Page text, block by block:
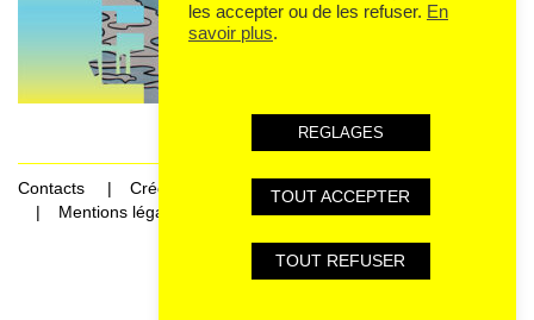
Contacts
Crédits
Mentions légales et données personnelles
les accepter ou de les refuser. En
savoir plus.
REGLAGES
TOUT ACCEPTER
TOUT REFUSER